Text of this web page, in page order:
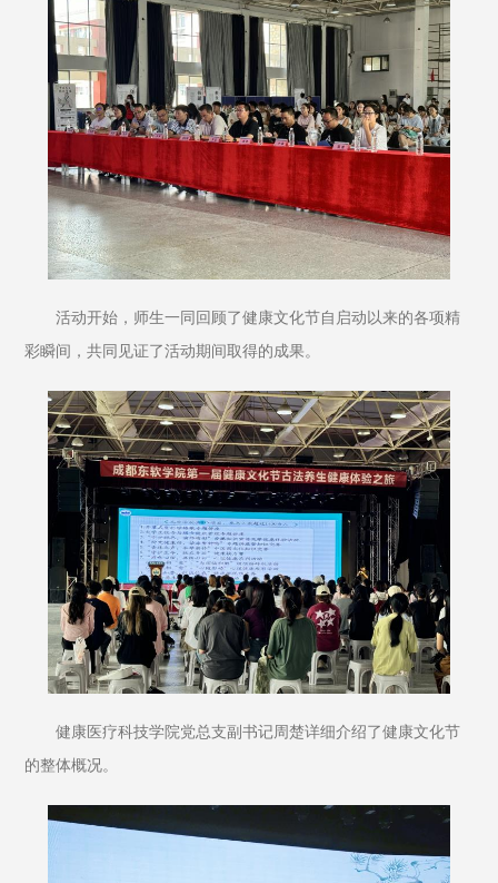
活动开始，师生一同回顾了健康文化节自启动以来的各项精
彩瞬间，共同见证了活动期间取得的成果。
健康医疗科技学院党总支副书记周楚详细介绍了健康文化节
的整体概况。